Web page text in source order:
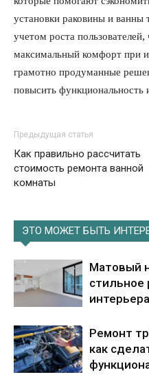
установки раковины и
учетом роста
максимальный комфорт при
грамотно продуманные
повысить функциональность
Предыдущая статья
Как правильно рассчитать
стоимость ремонта ванной
комнаты
ЭТО МОЖЕТ БЫТЬ
Матовый
интерьера
Ремонт
как